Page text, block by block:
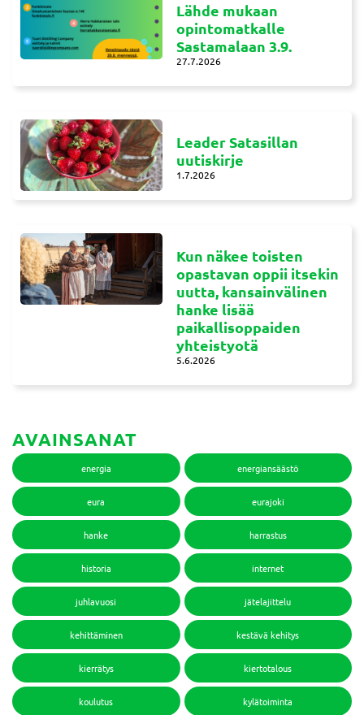
Lähde mukaan
opintomatkalle
Sastamalaan 3.9.
27.7.2026
Leader Satasillan
uutiskirje
1.7.2026
Kun näkee toisten
opastavan oppii itsekin
uutta, kansainvälinen
hanke lisää
paikallisoppaiden
yhteistyotä
5.6.2026
AVAINSANAT
energia energiansäästö
eura eurajoki
hanke harrastus
historia internet
juhlavuosi jätelajittelu
kehittäminen kestävä kehitys
kierrätys kiertotalous
koulutus kylätoiminta